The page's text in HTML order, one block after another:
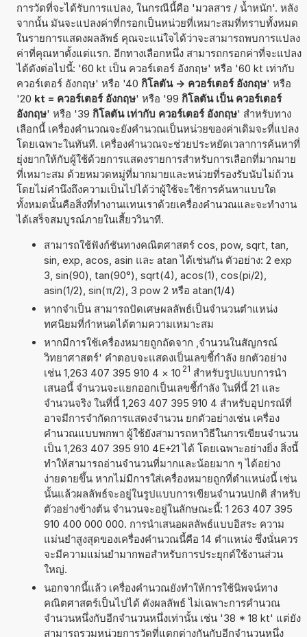
การวัดที่จะได้รับการแปลง, ในกรณีนี้คือ 'มวลสาร / น้ำหนัก'. หลัง
จากนั้น มันจะแปลงค่าที่กรอกเป็นหน่วยที่เหมาะสมที่ทราบทั้งหมด
ในรายการแสดงผลลัพธ์ คุณจะแน่ใจได้ว่าจะสามารถพบการแปลง
ค่าที่คุณหาตั้งแต่แรก. อีกทางเลือกหนึ่ง สามารถกรอกค่าที่จะแปลง
ได้ดังต่อไปนี้: '60 kt เป็น ควอร์เตอร์ อังกฤษ' หรือ '60 kt เท่ากับ
ควอร์เตอร์ อังกฤษ' หรือ '40 กิโลตัน -> ควอร์เตอร์ อังกฤษ' หรือ
'20 kt = ควอร์เตอร์ อังกฤษ' หรือ '99 กิโลตัน เป็น ควอร์เตอร์
อังกฤษ' หรือ '39 กิโลตัน เท่ากับ ควอร์เตอร์ อังกฤษ' สำหรับทาง
เลือกนี้ เครื่องคำนวณจะยังคำนวณเป็นหน่วยของค่าเดิมจะที่แปลง
โดยเฉพาะในทันที. เครื่องคำนวณจะช่วยประหยัดเวลาการค้นหาที่
ยุ่งยากให้กับผู้ใช้ด้วยการแสดงรายการสำหรับการเลือกที่มากมาย
ที่เหมาะสม ด้วยหมวดหมู่ที่มากมายและหน่วยที่รองรับนับไม่ถ้วน
โดยไม่คำนึงถึงความเป็นไปได้ว่าผู้ใช้จะใช้การค้นหาแบบใด
ทั้งหมดนั้นคือสิ่งที่ทำงานแทนเราด้วยเครื่องคำนวณและจะทำงาน
ได้เสร็จสมบูรณ์ภายในเสี้ยววินาที.
สามารถใช้ฟังก์ชันทางคณิตศาสตร์ cos, pow, sqrt, tan,
sin, exp, acos, asin และ atan ได้เช่นกัน ตัวอย่าง: 2 exp
3, sin(90), tan(90°), sqrt(4), acos(1), cos(pi/2),
asin(1/2), sin(π/2), 3 pow 2 หรือ atan(1/4)
หากจำเป็น สามารถปัดเศษผลลัพธ์เป็นจำนวนตำแหน่ง
ทศนิยมที่กำหนดได้ตามความเหมาะสม
หากมีการใช้เครื่องหมายถูกถัดจาก ,จำนวนในสัญกรณ์
วิทยาศาสตร์' คำตอบจะแสดงเป็นเลขชี้กำลัง ยกตัวอย่าง
เช่น 1,263 407 395 910 4 × 10 21 สำหรับรูปแบบการนำ
เสนอนี้ จำนวนจะแยกออกเป็นเลขชี้กำลัง ในที่นี้ 21 และ
จำนวนจริง ในที่นี้ 1,263 407 395 910 4 สำหรับอุปกรณ์ที่
อาจมีการจำกัดการแสดงจำนวน ยกตัวอย่างเช่น เครื่อง
คำนวณแบบพกพา ผู้ใช้ยังสามารถหาวิธีในการเขียนจำนวน
เป็น 1,263 407 395 910 4E+21 ได้ โดยเฉพาะอย่างยิ่ง สิ่งนี้
ทำให้สามารถอ่านจำนวนที่มากและน้อยมาก ๆ ได้อย่าง
ง่ายดายขึ้น หากไม่มีการใส่เครื่องหมายถูกที่ตำแหน่งนี้ เช่น
นั้นแล้วผลลัพธ์จะอยู่ในรูปแบบการเขียนจำนวนปกติ สำหรับ
ตัวอย่างข้างต้น จำนวนจะอยู่ในลักษณะนี้: 1 263 407 395
910 400 000 000. การนำเสนอผลลัพธ์แบบอิสระ ความ
แม่นยำสูงสุดของเครื่องคำนวณนี้คือ 14 ตำแหน่ง ซึ่งนั่นควร
จะมีความแม่นยำมากพอสำหรับการประยุกต์ใช้งานส่วน
ใหญ่.
นอกจากนี้แล้ว เครื่องคำนวณยังทำให้การใช้นิพจน์ทาง
คณิตศาสตร์เป็นไปได้ ดังผลลัพธ์ ไม่เฉพาะการคำนวณ
จำนวนหนึ่งกับอีกจำนวนหนึ่งเท่านั้น เช่น '38 * 18 kt' แต่ยัง
สามารถรวมหน่วยการวัดที่แตกต่างกันกับอีกจำนวนหนึ่ง